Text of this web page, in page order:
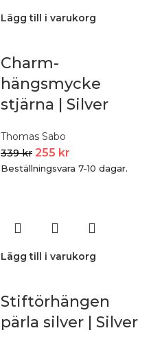
Lägg till i varukorg
Charm-
hängsmycke
stjärna | Silver
Thomas Sabo
339kr 255 kr
Beställningsvara 7-10 dagar.
Lägg till i varukorg
Stiftörhängen
pärla silver | Silver